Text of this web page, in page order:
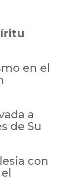
en el
a
de Su
con